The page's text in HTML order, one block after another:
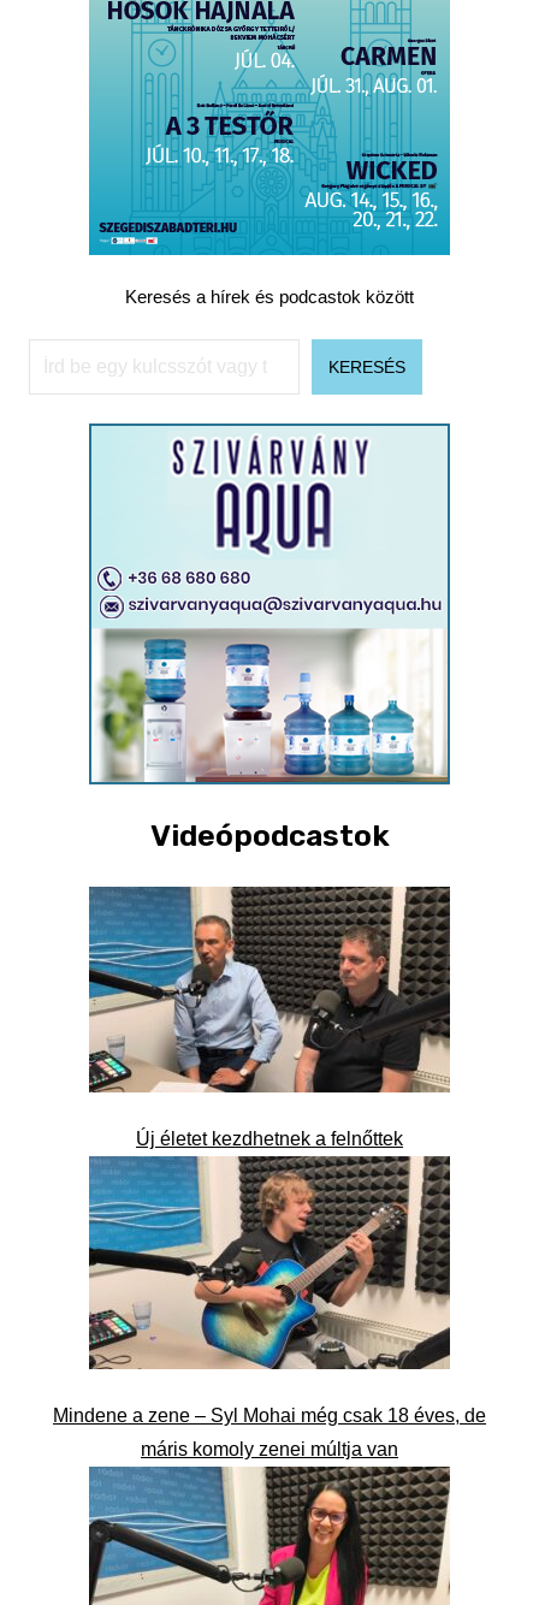
Keresés a hírek és podcastok között
Keresés
KERESÉS
Videópodcastok
Új életet kezdhetnek a felnőttek
Mindene a zene – Syl Mohai még csak 18 éves, de
máris komoly zenei múltja van